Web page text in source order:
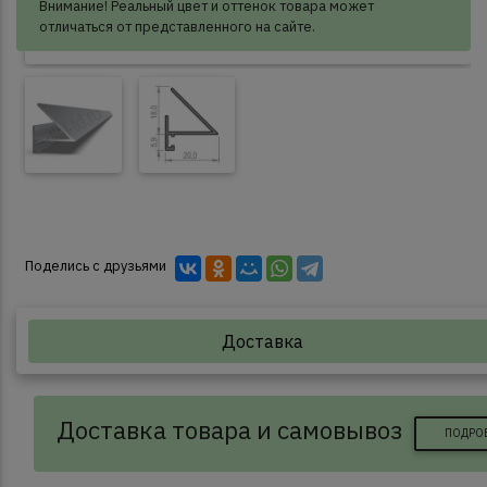
Внимание! Реальный цвет и оттенок товара может
отличаться от представленного на сайте.
Поделись с друзьями
Доставка
Доставка товара и самовывоз